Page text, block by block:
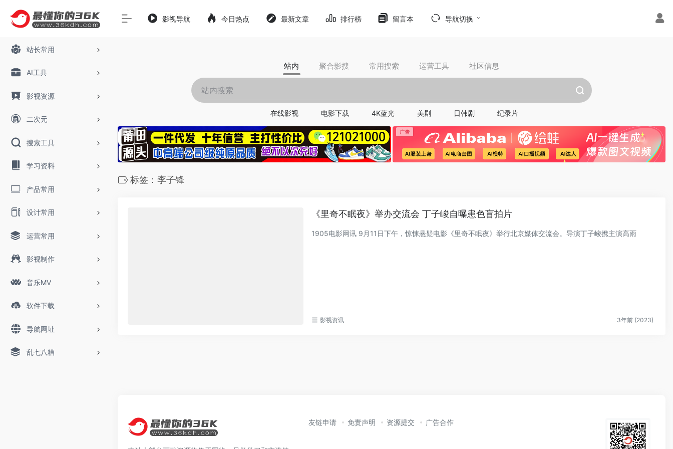
站长常用
AI工具
影视资源
二次元
搜索工具
学习资料
产品常用
设计常用
运营常用
影视制作
音乐MV
软件下载
导航网址
乱七八糟
影视导航 今日热点 最新文章 排行榜 留言本 导航切换
站内 聚合影搜 常用搜索 运营工具 社区信息
在线影视 电影下载 4K蓝光 美剧 日韩剧 纪录片
标签：李子锋
《里奇不眠夜》举办交流会 丁子峻自曝患色盲拍片
1905电影网讯 9月11日下午，惊悚悬疑电影《里奇不眠夜》举行北京媒体交流会。导演丁子峻携主演高雨
影视资讯 3年前 (2023)
友链申请 免责声明 资源提交 广告合作